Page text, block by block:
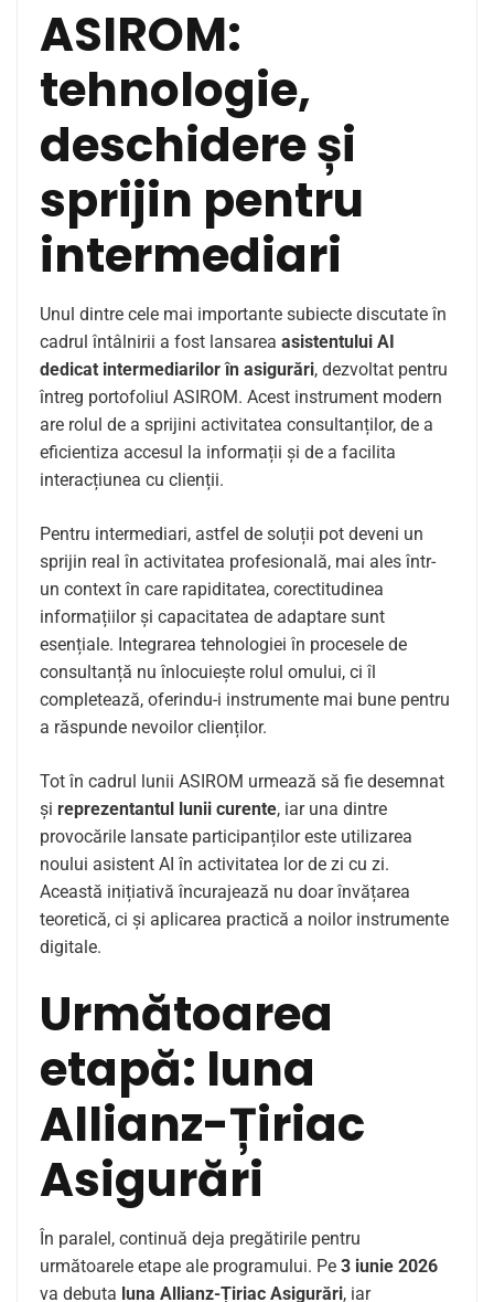
ASIROM:
tehnologie,
deschidere și
sprijin pentru
intermediari
Unul dintre cele mai importante subiecte discutate în
cadrul întâlnirii a fost lansarea asistentului AI
dedicat intermediarilor în asigurări, dezvoltat pentru
întreg portofoliul ASIROM. Acest instrument modern
are rolul de a sprijini activitatea consultanților, de a
eficientiza accesul la informații și de a facilita
interacțiunea cu clienții.
Pentru intermediari, astfel de soluții pot deveni un
sprijin real în activitatea profesională, mai ales într-
un context în care rapiditatea, corectitudinea
informațiilor și capacitatea de adaptare sunt
esențiale. Integrarea tehnologiei în procesele de
consultanță nu înlocuiește rolul omului, ci îl
completează, oferindu-i instrumente mai bune pentru
a răspunde nevoilor clienților.
Tot în cadrul lunii ASIROM urmează să fie desemnat
și reprezentantul lunii curente, iar una dintre
provocările lansate participanților este utilizarea
noului asistent AI în activitatea lor de zi cu zi.
Această inițiativă încurajează nu doar învățarea
teoretică, ci și aplicarea practică a noilor instrumente
digitale.
Următoarea
etapă: luna
Allianz-Țiriac
Asigurări
În paralel, continuă deja pregătirile pentru
următoarele etape ale programului. Pe 3 iunie 2026
va debuta luna Allianz-Țiriac Asigurări, iar